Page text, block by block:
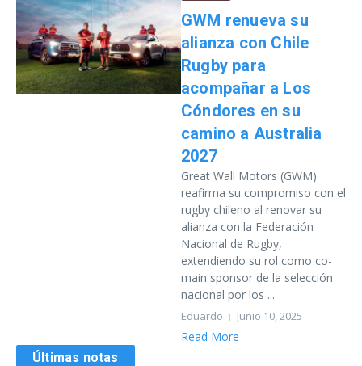
GWM renueva su
alianza con Chile
Rugby para
acompañar a Los
Cóndores en su
camino a Australia
2027
Great Wall Motors (GWM)
reafirma su compromiso con el
rugby chileno al renovar su
alianza con la Federación
Nacional de Rugby,
extendiendo su rol como co-
main sponsor de la selección
nacional por los ...
Eduardo Junio 10, 2025
Read More
Últimas notas